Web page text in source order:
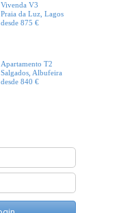
Vivenda V3
Praia da Luz, Lagos
desde 875 €
Apartamento T2
Salgados, Albufeira
desde 840 €
desde 600 €
Tavira
desde 350 €